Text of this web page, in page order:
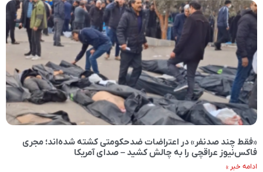
«فقط چند صدنفر» در اعتراضات ضدحکومتی کشته شده‌اند؛ مجری
فاکس‌نیوز عراقچی را به چالش کشید – صدای آمریکا
ادامه خبر »